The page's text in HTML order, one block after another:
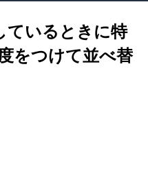
いるときに特
をつけて並べ替